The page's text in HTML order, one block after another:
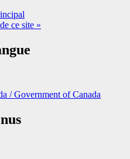
ce site »
/Government of Canada